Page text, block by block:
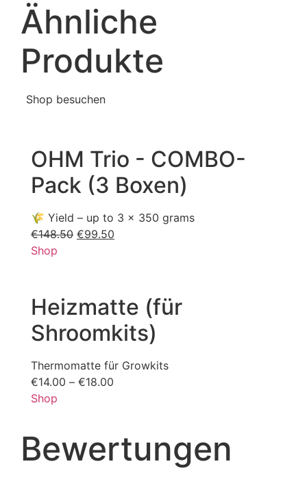
Ähnliche
Produkte
Shop besuchen
OHM Trio - COMBO-
Pack (3 Boxen)
🌾 Yield – up to 3 x 350 grams
€148.50 Der
€148.50.
€99.50
€99.50.
Shop
Heizmatte (für
Shroomkits)
Thermomatte für Growkits
€14.00 – €18.00
€18.00
Shop
Bewertungen